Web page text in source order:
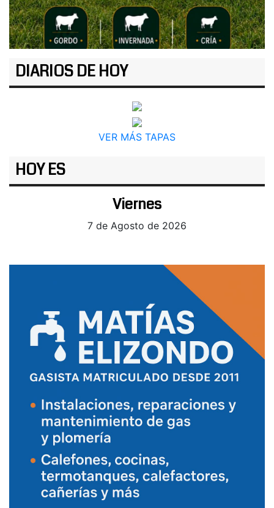
DIARIOS DE HOY
VER MÁS TAPAS
HOY ES
Viernes
7 de Agosto de 2026